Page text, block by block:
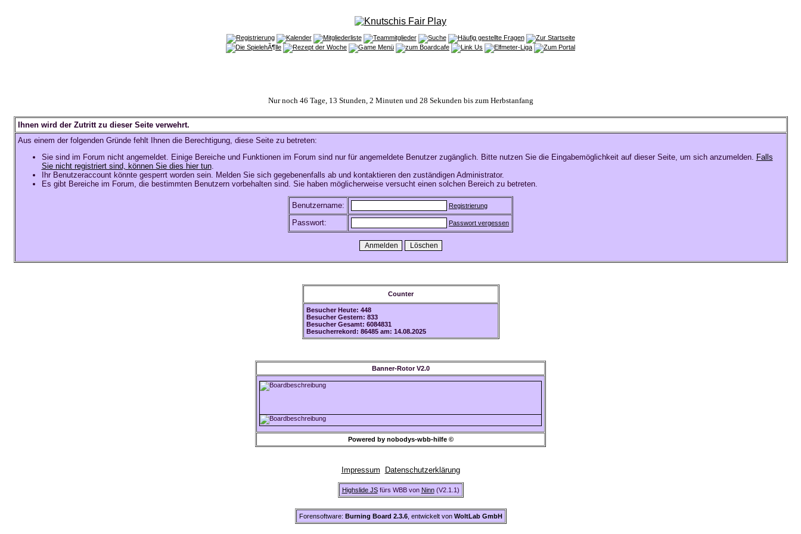
Nur noch 46 Tage, 13 Stunden, 2 Minuten und 28 Sekunden bis zum Herbstanfang
Ihnen wird der Zutritt zu dieser Seite verwehrt.
Aus einem der folgenden Gründe fehlt Ihnen die Berechtigung, diese Seite zu betreten:
Sie sind im Forum nicht angemeldet. Einige Bereiche und Funktionen im Forum sind nur für angemeldete Benutzer zugänglich. Bitte nutzen Sie die Eingabemöglichkeit auf dieser Seite, um sich anzumelden. Falls
Sie nicht registriert sind, können Sie dies hier tun.
Ihr Benutzeraccount könnte gesperrt worden sein. Melden Sie sich gegebenenfalls ab und kontaktieren den zuständigen Administrator.
Es gibt Bereiche im Forum, die bestimmten Benutzern vorbehalten sind. Sie haben möglicherweise versucht einen solchen Bereich zu betreten.
Benutzername: Registrierung
Passwort: Passwort vergessen
Counter
Besucher Heute: 448
Besucher Gestern: 833
Besucher Gesamt: 6084831
Besucherrekord: 86485 am: 14.08.2025
Banner-Rotor V2.0
Powered by nobodys-wbb-hilfe ©
Impressum Datenschutzerklärung
Highslide JSfürs WBB von Ninn(V2.1.1)
Forensoftware: Burning Board 2.3.6, entwickelt von WoltLab GmbH